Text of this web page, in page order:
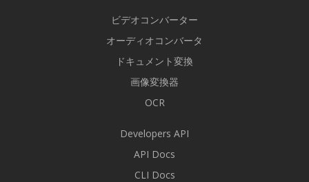
ビデオコンバーター
オーディオコンバータ
ドキュメント変換
画像変換器
OCR
Developers API
API Docs
CLI Docs